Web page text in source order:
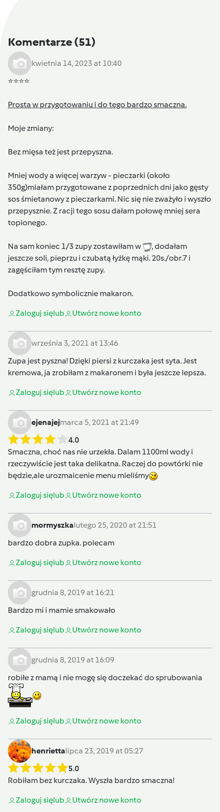
Komentarze(51)
kwietnia 14, 2023 at 10:40
⭐⭐⭐⭐
Prosta w przygotowaniu i do tego bardzo smaczna.
Moje zmiany:
Bez mięsa też jest przepyszna.
Mniej wody a więcej warzyw - pieczarki (około
350g)miałam przygotowane z poprzednich dni jako gęsty
sos śmietanowy z pieczarkami. Nic się nie zważyło i wyszło
przepysznie. Z racji tego sosu dałam połowę mniej sera
topionego.
Na sam koniec 1/3 zupy zostawiłam w
, dodałam
jeszcze soli, pieprzu i czubatą łyżkę mąki. 20s./obr.7 i
zagęściłam tym resztę zupy.
Dodatkowo symbolicznie makaron.
Zaloguj sięlub Utwórz nowe konto
września 3, 2021 at 13:46
Zupa jest pyszna! Dzięki piersi z kurczaka jest syta. Jest
kremowa, ja zrobiłam z makaronem i była jeszcze lepsza.
Zaloguj sięlub Utwórz nowe konto
ejenajejmarca 5, 2021 at 21:49
4.0
Smaczna, choć nas nie urzekła. Dalam 1100ml wody i
rzeczywiście jest taka delikatna. Raczej do powtórki nie
będzie,ale urozmaicenie menu mieliśmy
Zaloguj sięlub Utwórz nowe konto
mormyszkalutego 25, 2020 at 21:51
bardzo dobra zupka. polecam
Zaloguj sięlub Utwórz nowe konto
grudnia 8, 2019 at 16:21
Bardzo mi i mamie smakowało
Zaloguj sięlub Utwórz nowe konto
grudnia 8, 2019 at 16:09
robiłe z mamą i nie mogę się doczekać do sprubowania
Zaloguj sięlub Utwórz nowe konto
henriettalipca 23, 2019 at 05:27
5.0
Robiłam bez kurczaka. Wyszła bardzo smaczna!
Zaloguj sięlub Utwórz nowe konto